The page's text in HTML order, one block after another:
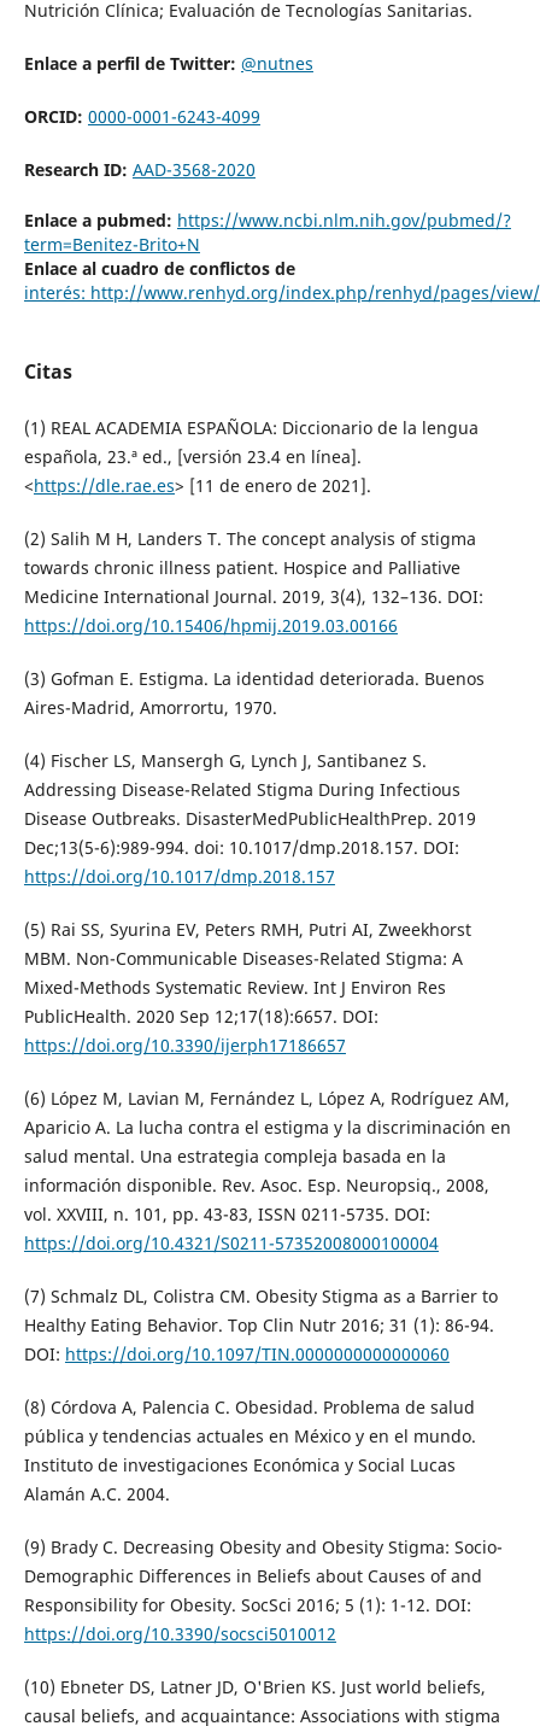
Nutrición Clínica; Evaluación de Tecnologías Sanitarias.
Enlace a perfil de Twitter: @nutnes
ORCID: 0000-0001-6243-4099
Research ID: AAD-3568-2020
Enlace a pubmed: https://www.ncbi.nlm.nih.gov/pubmed/?
term=Benitez-Brito+N
Enlace al cuadro de conflictos de
interés: http://www.renhyd.org/index.php/renhyd/pages/
Citas
(1) REAL ACADEMIA ESPAÑOLA: Diccionario de la lengua
española, 23.ª ed., [versión 23.4 en línea].
<https://dle.rae.es> [11 de enero de 2021].
(2) Salih M H, Landers T. The concept analysis of stigma
towards chronic illness patient. Hospice and Palliative
Medicine International Journal. 2019, 3(4), 132–136. DOI:
https://doi.org/10.15406/hpmij.2019.03.00166
(3) Gofman E. Estigma. La identidad deteriorada. Buenos
Aires-Madrid, Amorrortu, 1970.
(4) Fischer LS, Mansergh G, Lynch J, Santibanez S.
Addressing Disease-Related Stigma During Infectious
Disease Outbreaks. DisasterMedPublicHealthPrep. 2019
Dec;13(5-6):989-994. doi: 10.1017/dmp.2018.157. DOI:
https://doi.org/10.1017/dmp.2018.157
(5) Rai SS, Syurina EV, Peters RMH, Putri AI, Zweekhorst
MBM. Non-Communicable Diseases-Related Stigma: A
Mixed-Methods Systematic Review. Int J Environ Res
PublicHealth. 2020 Sep 12;17(18):6657. DOI:
https://doi.org/10.3390/ijerph17186657
(6) López M, Lavian M, Fernández L, López A, Rodríguez AM,
Aparicio A. La lucha contra el estigma y la discriminación en
salud mental. Una estrategia compleja basada en la
información disponible. Rev. Asoc. Esp. Neuropsiq., 2008,
vol. XXVIII, n. 101, pp. 43-83, ISSN 0211-5735. DOI:
https://doi.org/10.4321/S0211-57352008000100004
(7) Schmalz DL, Colistra CM. Obesity Stigma as a Barrier to
Healthy Eating Behavior. Top Clin Nutr 2016; 31 (1): 86-94.
DOI: https://doi.org/10.1097/TIN.0000000000000060
(8) Córdova A, Palencia C. Obesidad. Problema de salud
pública y tendencias actuales en México y en el mundo.
Instituto de investigaciones Económica y Social Lucas
Alamán A.C. 2004.
(9) Brady C. Decreasing Obesity and Obesity Stigma: Socio-
Demographic Differences in Beliefs about Causes of and
Responsibility for Obesity. SocSci 2016; 5 (1): 1-12. DOI:
https://doi.org/10.3390/socsci5010012
(10) Ebneter DS, Latner JD, O'Brien KS. Just world beliefs,
causal beliefs, and acquaintance: Associations with stigma